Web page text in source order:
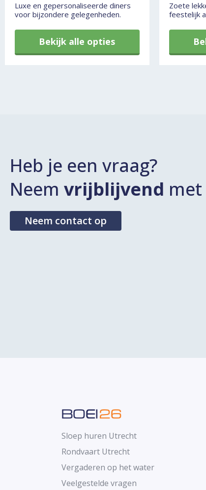
Luxe en gepersonaliseerde diners
voor bijzondere gelegenheden.
Bekijk alle opties
Zoete
feestelijk
Heb je een vraag?
Neem vrijblijvend
Neem contact op
Sloep huren Utrecht
Rondvaart Utrecht
Vergaderen op het water
Veelgestelde vragen